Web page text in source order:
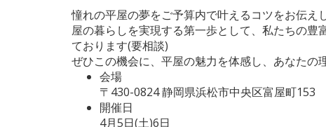
憧れの平屋の夢をご予算内で叶えるコツをお伝
屋の暮らしを実現する第一歩として、私たちの
ております(要相談)
ぜひこの機会に、平屋の魅力を体感し、あなたの
会場
〒430-0824 静岡県浜松市中央区富屋町153
開催日
4月5日(土)6日